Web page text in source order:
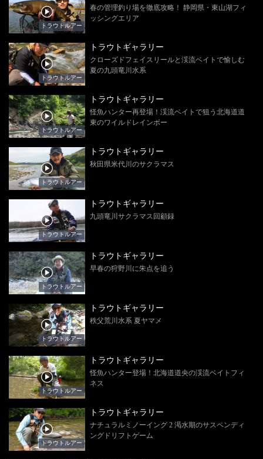
トラウトルアー
春の管理釣り場を徹底攻略！ 静岡県・東山湖フィ
ッシングエリア
トラウトルアー
トラウトギャラリー
クローズドフェイスリールと渓流ベイトで愉しむ
夏の九頭竜川水系
トラウトルアー
トラウトギャラリー
怪魚ハンター再登場！渓流ベイトで狙う北海道道
東のワイルドレインボー
トラウトルアー
トラウトギャラリー
秋田県米代川のサクラマス
トラウトルアー
トラウトギャラリー
九頭竜川サクラマス回顧録
トラウトルアー
トラウトギャラリー
早春の狩野川に朱点を追う
トラウトルアー
トラウトギャラリー
秩父荒川水系 夏ヤマメ
トラウトルアー
トラウトギャラリー
怪魚ハンター登場！北海道道央の渓流ベイトフィ
ネス
トラウトルアー
トラウトギャラリー
ナチュラルミノーイング 2 渇水期のサスペンディ
ングドリフトゲーム